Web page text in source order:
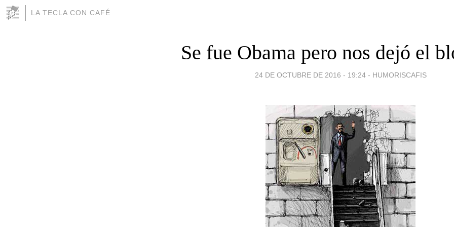
LA TECLA CON CAFÉ
Se fue Obama pero nos dejó el
24 DE OCTUBRE DE 2016 - 19:24 - HUMORISCAFIS